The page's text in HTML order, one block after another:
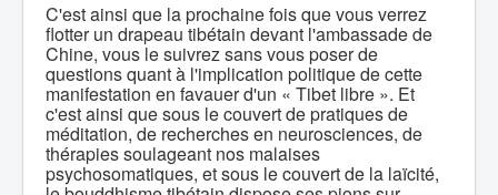
C'est ainsi que la prochaine fois que vous verrez
flotter un drapeau tibétain devant l'ambassade de
Chine, vous le suivrez sans vous poser de
questions quant à l'implication politique de cette
manifestation en favauer d'un « Tibet libre ». Et
c'est ainsi que sous le couvert de pratiques de
méditation, de recherches en neurosciences, de
thérapies soulageant nos malaises
psychosomatiques, et sous le couvert de la laïcité,